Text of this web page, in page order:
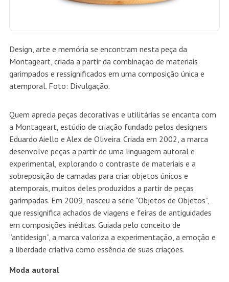
Design, arte e memória se encontram nesta peça da
Montageart, criada a partir da combinação de materiais
garimpados e ressignificados em uma composição única e
atemporal. Foto: Divulgação.
Quem aprecia peças decorativas e utilitárias se encanta com
a Montageart, estúdio de criação fundado pelos designers
Eduardo Aiello e Alex de Oliveira. Criada em 2002, a marca
desenvolve peças a partir de uma linguagem autoral e
experimental, explorando o contraste de materiais e a
sobreposição de camadas para criar objetos únicos e
atemporais, muitos deles produzidos a partir de peças
garimpadas. Em 2009, nasceu a série “Objetos de Objetos”,
que ressignifica achados de viagens e feiras de antiguidades
em composições inéditas. Guiada pelo conceito de
“antidesign”, a marca valoriza a experimentação, a emoção e
a liberdade criativa como essência de suas criações.
Moda autoral